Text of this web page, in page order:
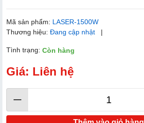
Mã sản phẩm: LASER-1500W
Thương hiệu: Đang cập nhật |
Tình trạng: Còn hàng
Giá: Liên hệ